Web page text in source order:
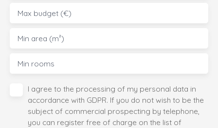
Max budget (€)
Min area (m²)
Min rooms
I agree to the processing of my personal data in
accordance with GDPR. If you do not wish to be the
subject of commercial prospecting by telephone,
you can register free of charge on the list of